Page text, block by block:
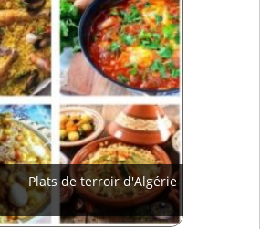
Plats de terroir d'Algérie